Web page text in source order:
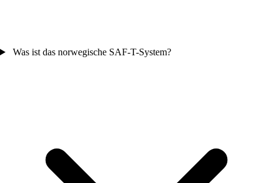
Was ist das norwegische SAF-T-System?